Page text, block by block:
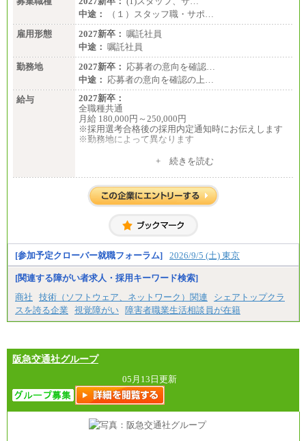
中途：
（１）スタッフ職・サポ…
雇用形態
2027新卒： 嘱託社員
中途： 嘱託社員
勤務地
2027新卒： 応募者の意向を確認…
中途： 応募者の意向を確認の上…
給与
2027新卒：
全職種共通
月給 180,000円～250,000円
※採用選考合格後の採用内定通知時にお伝えします
※勤務地によって異なります
月給 200,000円～250,000円
入社時の処遇は経験・能力を考慮の上、当社規程に
より決定します。
お伝えします。
+ 続きを読む
[参加予定クローバー就職フォーラム] 2026/9/5 (土) 東京
[関連する障がい者求人・採用キーワード検索]
商社
技術（ソフトウェア、ネットワーク）関連
シェアトップクラ
スを誇る企業
視覚障がい 障害者職業生活相談員が在籍
阪急交通社グループ
05月13日更新